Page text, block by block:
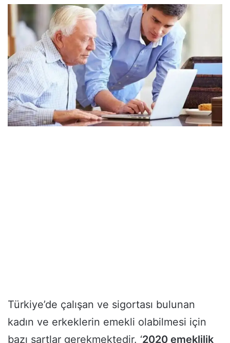
Türkiye’de çalışan ve sigortası bulunan
kadın ve erkeklerin emekli olabilmesi için
bazı şartlar gerekmektedir. ‘2020 emeklilik